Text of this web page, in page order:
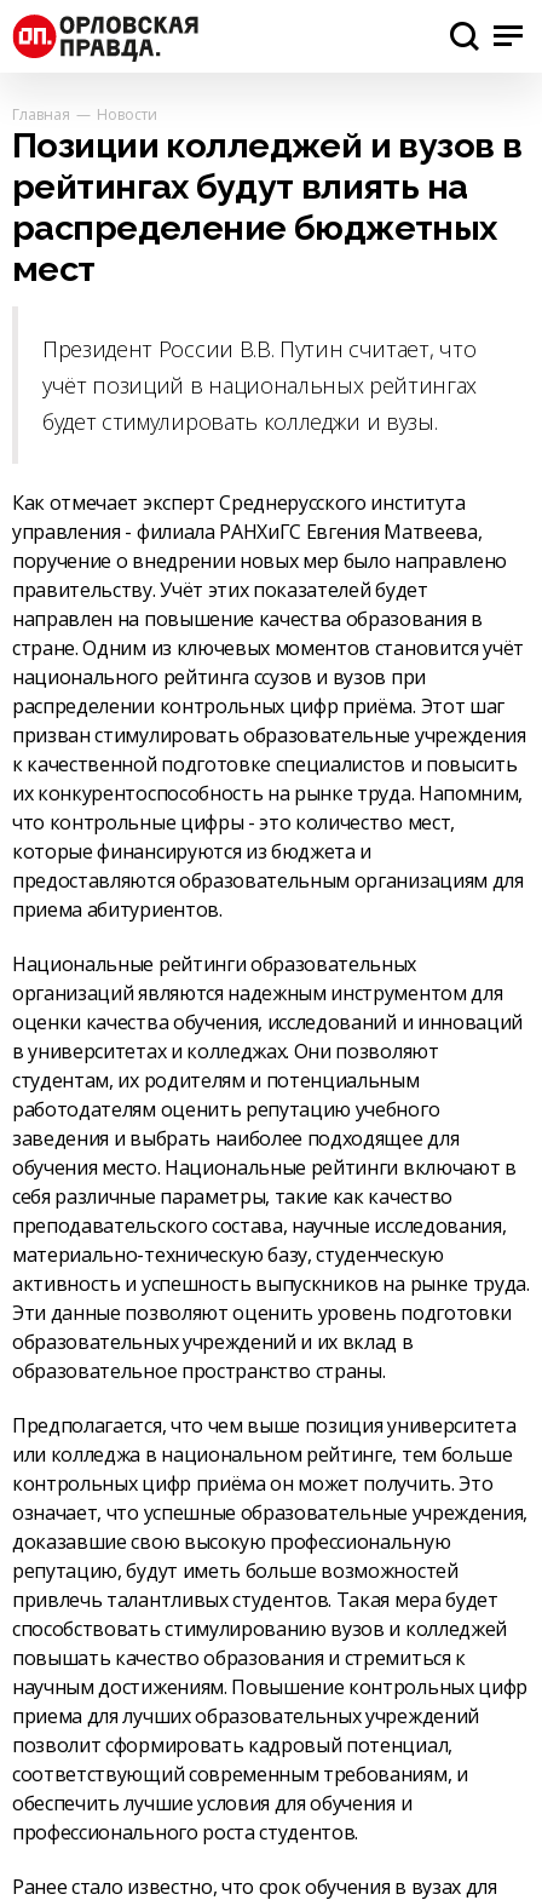
Главная Новости
Позиции колледжей и вузов в
рейтингах будут влиять на
распределение бюджетных
мест
Президент России В.В. Путин считает, что
учёт позиций в национальных рейтингах
будет стимулировать колледжи и вузы.
Как отмечает эксперт Среднерусского института
управления - филиала РАНХиГС Евгения Матвеева,
поручение о внедрении новых мер было направлено
правительству. Учёт этих показателей будет
направлен на повышение качества образования в
стране. Одним из ключевых моментов становится учёт
национального рейтинга ссузов и вузов при
распределении контрольных цифр приёма. Этот шаг
призван стимулировать образовательные учреждения
к качественной подготовке специалистов и повысить
их конкурентоспособность на рынке труда. Напомним,
что контрольные цифры - это количество мест,
которые финансируются из бюджета и
предоставляются образовательным организациям для
приема абитуриентов.
Национальные рейтинги образовательных
организаций являются надежным инструментом для
оценки качества обучения, исследований и инноваций
в университетах и колледжах. Они позволяют
студентам, их родителям и потенциальным
работодателям оценить репутацию учебного
заведения и выбрать наиболее подходящее для
обучения место. Национальные рейтинги включают в
себя различные параметры, такие как качество
преподавательского состава, научные исследования,
материально-техническую базу, студенческую
активность и успешность выпускников на рынке труда.
Эти данные позволяют оценить уровень подготовки
образовательных учреждений и их вклад в
образовательное пространство страны.
Предполагается, что чем выше позиция университета
или колледжа в национальном рейтинге, тем больше
контрольных цифр приёма он может получить. Это
означает, что успешные образовательные учреждения,
доказавшие свою высокую профессиональную
репутацию, будут иметь больше возможностей
привлечь талантливых студентов. Такая мера будет
способствовать стимулированию вузов и колледжей
повышать качество образования и стремиться к
научным достижениям. Повышение контрольных цифр
приема для лучших образовательных учреждений
позволит сформировать кадровый потенциал,
соответствующий современным требованиям, и
обеспечить лучшие условия для обучения и
профессионального роста студентов.
Ранее стало известно, что срок обучения в вузах для